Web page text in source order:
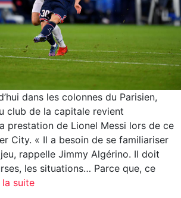
dans les colonnes du Parisien,
club de la capitale revient
prestation de Lionel Messi lors de ce
City. « Il a besoin de se familiariser
jeu, rappelle Jimmy Algérino. Il doit
les situations… Parce que, ce
la suite